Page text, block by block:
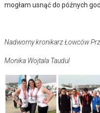
mogłam usnąć do późnych
Nadworny kronikarz Łowców
Monika Wojtala Taudul